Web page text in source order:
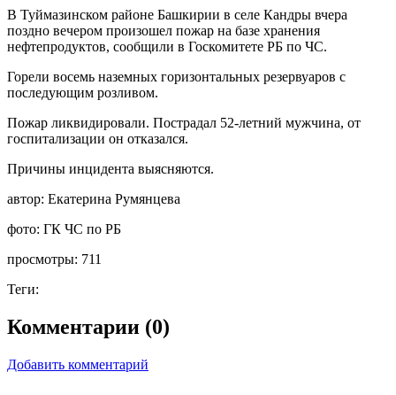
В Туймазинском районе Башкирии в селе Кандры вчера
поздно вечером произошел пожар на базе хранения
нефтепродуктов, сообщили в Госкомитете РБ по ЧС.
Горели восемь наземных горизонтальных резервуаров с
последующим розливом.
Пожар ликвидировали. Пострадал 52-летний мужчина, от
госпитализации он отказался.
Причины инцидента выясняются.
автор: Екатерина Румянцева
фото: ГК ЧС по РБ
просмотры: 711
Теги:
Комментарии (0)
Добавить комментарий